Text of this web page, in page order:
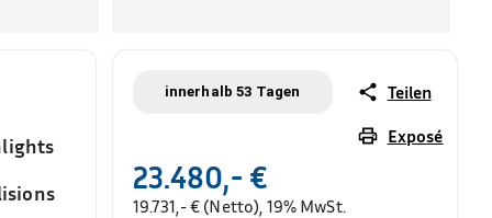
innerhalb 53 Tagen
Teilen
Exposé
23.480,- €
19.731,- € (Netto), 19% MwSt.